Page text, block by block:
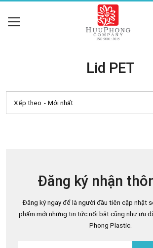
Lid PET
Xếp theo
Đăng ký nhận
Đăng ký ngay để là người đầu tiên cập nhật
phẩm mới những tin tức nổi bật cũng như ưu
Phong Plastic.